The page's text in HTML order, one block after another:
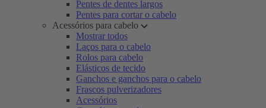
Pentes de dentes largos
Pentes para cortar o cabelo
Acessórios para cabelo
Mostrar todos
Laços para o cabelo
Rolos para cabelo
Elásticos de tecido
Ganchos e ganchos para o cabelo
Frascos pulverizadores
Acessórios